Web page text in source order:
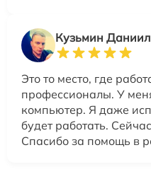
Кузьмин Даниил
Это то место, где
профессионалы. У
компьютер. Я даже
будет работать.
Спасибо за помощь в